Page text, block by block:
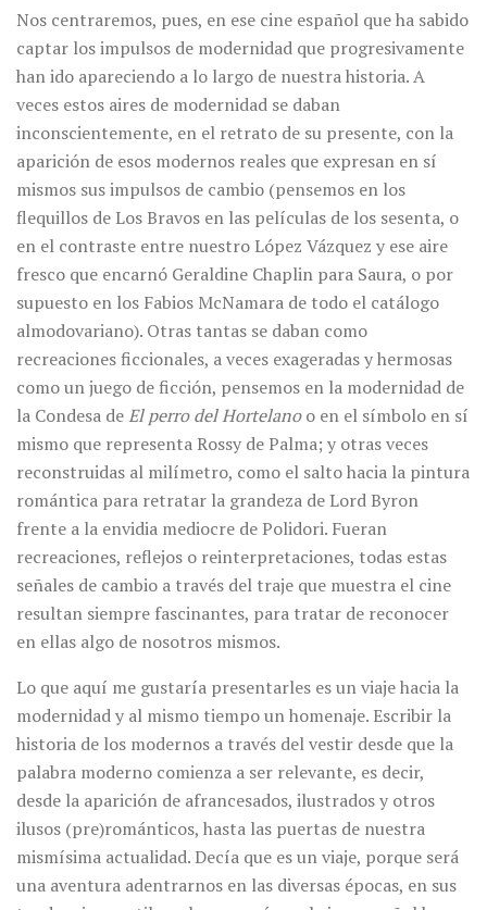
Nos centraremos, pues, en ese cine español que ha sabido
captar los impulsos de modernidad que progresivamente
han ido apareciendo a lo largo de nuestra historia. A
veces estos aires de modernidad se daban
inconscientemente, en el retrato de su presente, con la
aparición de esos modernos reales que expresan en sí
mismos sus impulsos de cambio (pensemos en los
flequillos de Los Bravos en las películas de los sesenta, o
en el contraste entre nuestro López Vázquez y ese aire
fresco que encarnó Geraldine Chaplin para Saura, o por
supuesto en los Fabios McNamara de todo el catálogo
almodovariano). Otras tantas se daban como
recreaciones ficcionales, a veces exageradas y hermosas
como un juego de ficción, pensemos en la modernidad de
la Condesa deEl perro del Hortelanoo en el símbolo en sí
mismo que representa Rossy de Palma; y otras veces
reconstruidas al milímetro, como el salto hacia la pintura
romántica para retratar la grandeza de Lord Byron
frente a la envidia mediocre de Polidori. Fueran
recreaciones, reflejos o reinterpretaciones, todas estas
señales de cambio a través del traje que muestra el cine
resultan siempre fascinantes, para tratar de reconocer
en ellas algo de nosotros mismos.
Lo que aquí me gustaría presentarles es un viaje hacia la
modernidad y al mismo tiempo un homenaje. Escribir la
historia de los modernos a través del vestir desde que la
palabra moderno comienza a ser relevante, es decir,
desde la aparición de afrancesados, ilustrados y otros
ilusos (pre)románticos, hasta las puertas de nuestra
mismísima actualidad. Decía que es un viaje, porque será
una aventura adentrarnos en las diversas épocas, en sus